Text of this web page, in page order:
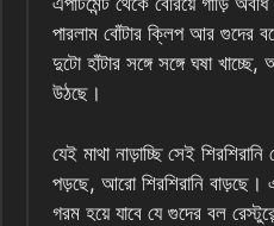
পারলাম বোঁটার ক্লিপ আর গুদের
দুটো হাঁটার সঙ্গে সঙ্গে ঘষা
উঠছে।
যেই মাথা নাড়াচ্ছি সেই
পড়ছে, আরো শিরশিরানি
গরম হয়ে যাবে যে গুদের বল